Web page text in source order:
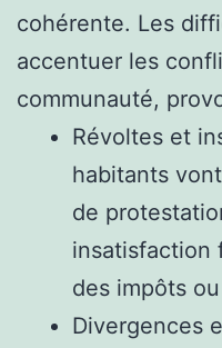
cohérente. Les
accentuer les
communauté,
Révoltes et
habitants
de
insatisfaction
des impôts
Divergences